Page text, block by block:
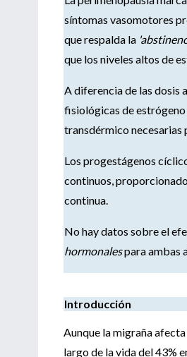
síntomas vasomotores
que respalda la
que los niveles altos de
A diferencia de las dosis
fisiológicas de estrógeno
transdérmico necesarias
Los progestágenos
continuos,
continua.
No hay datos sobre el
hormonalespara ambas
Introducción
Aunque la migraña
largo de la vida del 43%